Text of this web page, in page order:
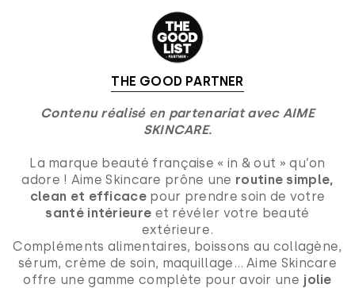
THE GOOD PARTNER
Contenu réalisé en partenariat avec AIME
SKINCARE.
La marque beauté française « in & out » qu’on
adore ! Aime Skincare prône une routine simple,
clean et efficace pour prendre soin de votre
santé intérieure et révéler votre beauté
extérieure.
Compléments alimentaires, boissons au collagène,
sérum, crème de soin, maquillage… Aime Skincare
offre une gamme complète pour avoir une jolie